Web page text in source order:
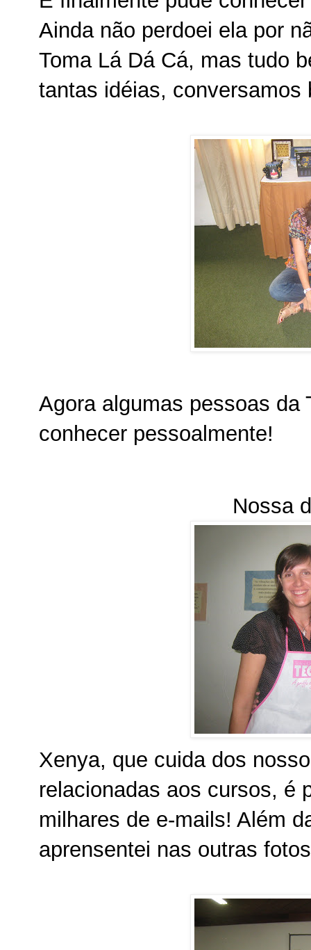
Ainda não perdoei ela por
Toma Lá Dá Cá, mas tudo
tantas idéias,
Agora algumas pessoas da
conhecer pessoalmente!
Nossa
Xenya, que cuida dos
relacionadas aos cursos, é
milhares de e-mails! Além
aprensentei nas outras